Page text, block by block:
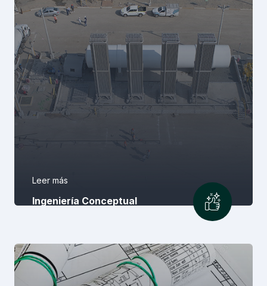
Ingeniería Conceptual
Leer más